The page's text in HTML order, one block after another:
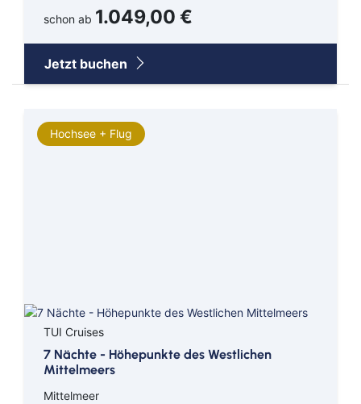
schon ab 1.049,00 €
Jetzt buchen
Hochsee + Flug
TUI Cruises
7 Nächte - Höhepunkte des Westlichen
Mittelmeers
Mittelmeer